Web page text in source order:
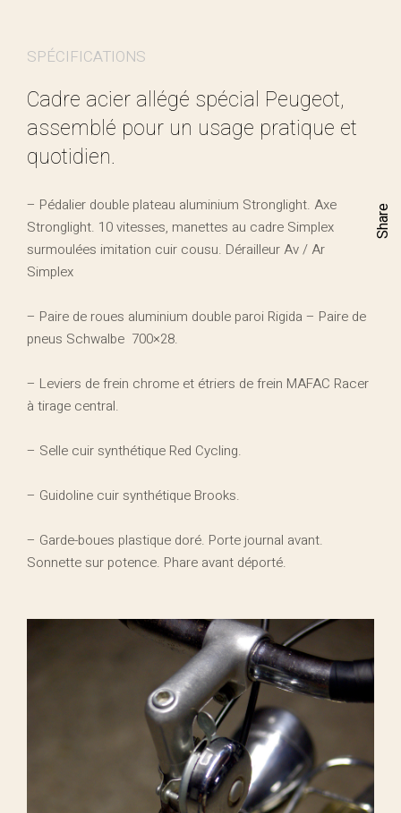
SPÉCIFICATIONS
Cadre acier allégé spécial Peugeot,
assemblé pour un usage pratique et
quotidien.
– Pédalier double plateau aluminium Stronglight. Axe
Stronglight. 10 vitesses, manettes au cadre Simplex
surmoulées imitation cuir cousu. Dérailleur Av / Ar
Simplex
– Paire de roues aluminium double paroi Rigida – Paire de
pneus Schwalbe 700×28.
– Leviers de frein chrome et étriers de frein MAFAC Racer
à tirage central.
– Selle cuir synthétique Red Cycling.
– Guidoline cuir synthétique Brooks.
– Garde-boues plastique doré. Porte journal avant.
Sonnette sur potence. Phare avant déporté.
Share